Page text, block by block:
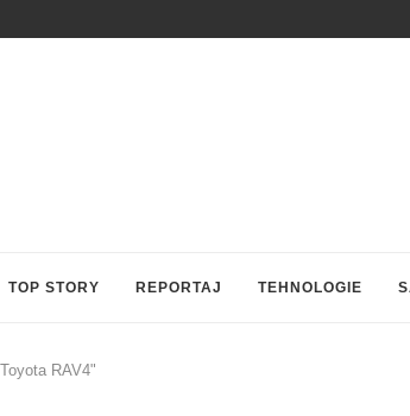
TOP STORY REPORTAJ TEHNOLOGIE
RAV4"